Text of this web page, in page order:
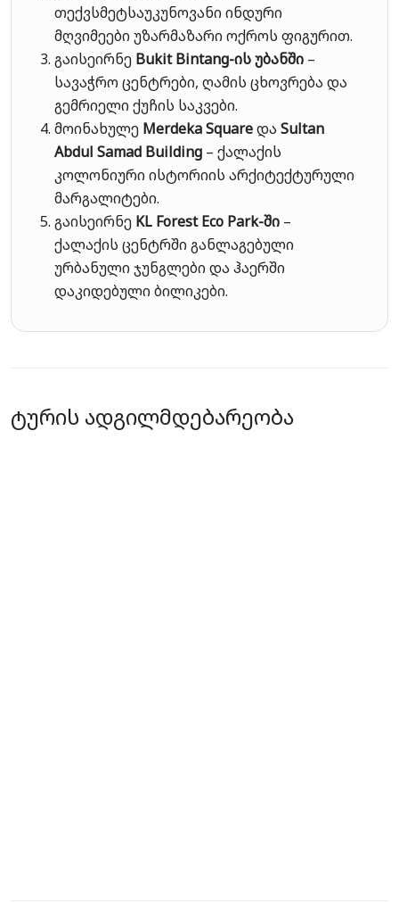
თექვსმეტსაუკუნოვანი ინდური
მღვიმეები უზარმაზარი ოქროს ფიგურით.
გაისეირნე Bukit Bintang-ის უბანში –
სავაჭრო ცენტრები, ღამის ცხოვრება და
გემრიელი ქუჩის საკვები.
მოინახულე Merdeka Squareდა Sultan
Abdul Samad Building – ქალაქის
კოლონიური ისტორიის არქიტექტურული
მარგალიტები.
გაისეირნე KL Forest Eco Park-ში –
ქალაქის ცენტრში განლაგებული
ურბანული ჯუნგლები და ჰაერში
დაკიდებული ბილიკები.
ტურის ადგილმდებარეობა